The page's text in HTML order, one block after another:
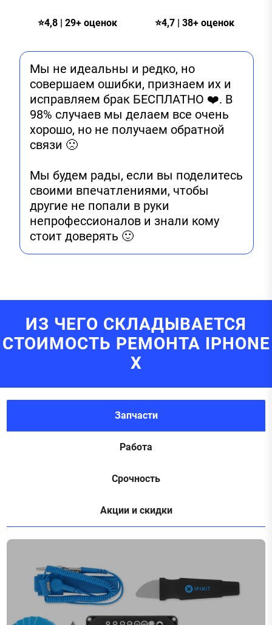
⭐4,8 | 29+ оценок ⭐4,7 | 38+ оценок
Мы не идеальны и редко, но
совершаем ошибки, признаем их и
исправляем брак БЕСПЛАТНО ❤️. В
98% случаев мы делаем все очень
хорошо, но не получаем обратной
связи 🙁
Мы будем рады, если вы поделитесь
своими впечатлениями, чтобы
другие не попали в руки
непрофессионалов и знали кому
стоит доверять 🙂
ИЗ ЧЕГО СКЛАДЫВАЕТСЯ
СТОИМОСТЬ РЕМОНТА IPHONE
X
Запчасти
Работа
Срочность
Акции и скидки